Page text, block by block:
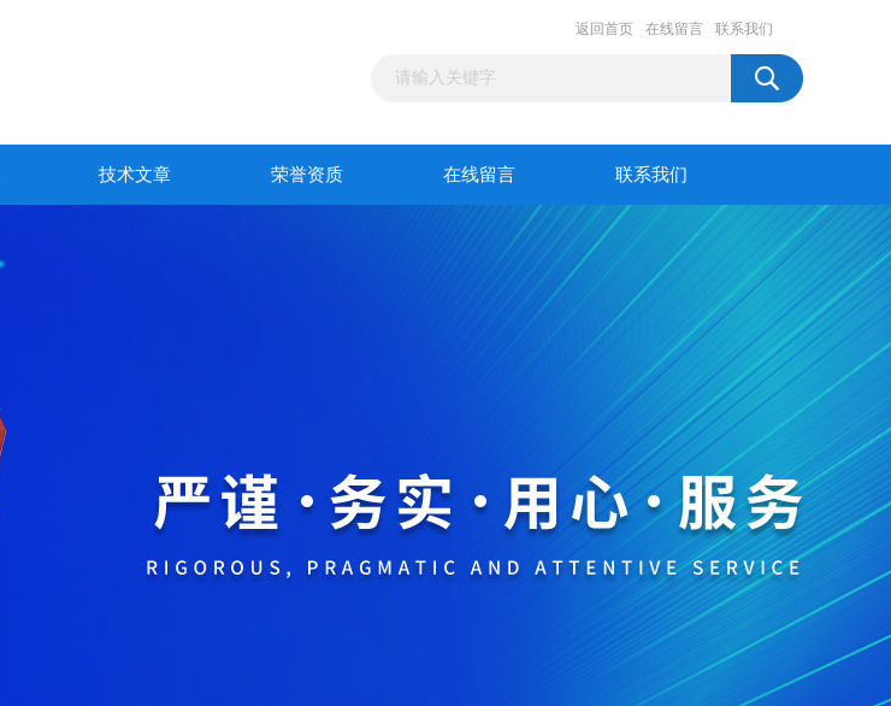
返回首页 在线留言 联系我们
技术文章 荣誉资质 在线留言 联系我们